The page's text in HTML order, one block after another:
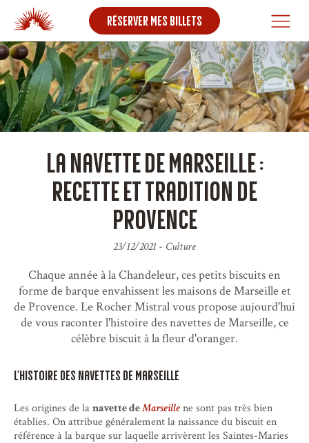
Réserver mes billets
La navette de Marseille :
recette et tradition de
Provence
23/12/2021- Culture
Chaque année à la Chandeleur, ces petits biscuits en
forme de barque envahissent les maisons de Marseille et
de Provence. Le Rocher Mistral vous propose aujourd'hui
de vous raconter l'histoire des navettes de Marseille, ce
célèbre biscuit à la fleur d'oranger.
L'histoire des navettes de Marseille
Les origines de lanavette deMarseillene sont pas très bien
établies. On attribue généralement la naissance du biscuit en
référence à la barque sur laquelle arrivèrent les Saintes-Maries